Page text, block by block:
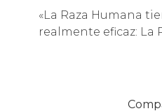
«La Raza Humana
realmente eficaz: La